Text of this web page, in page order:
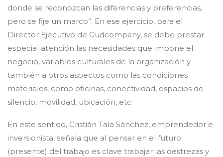
donde se reconozcan las diferencias y preferencias,
pero se fije un marco”. En ese ejercicio, para el
Director Ejecutivo de Gudcompany, se debe prestar
especial atención las necesidades que impone el
negocio, variables culturales de la organización y
también a otros aspectos como las condiciones
materiales, como oficinas, conectividad, espacios de
silencio, movilidad, ubicación, etc.
En este sentido, Cristián Tala Sánchez, emprendedor e
inversionista, señala que al pensar en el futuro
(presente) del trabajo es clave trabajar las destrezas y